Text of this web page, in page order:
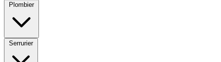
Plombier
Serrurier